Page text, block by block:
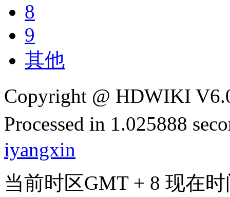
8
9
其他
Copyright @ HDWIKI
Processed in 1.025888
iyangxin
当前时区GMT + 8 现在